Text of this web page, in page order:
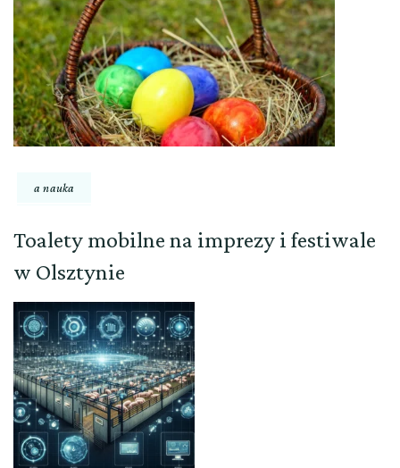
a nauka
Toalety mobilne na imprezy i festiwale
w Olsztynie